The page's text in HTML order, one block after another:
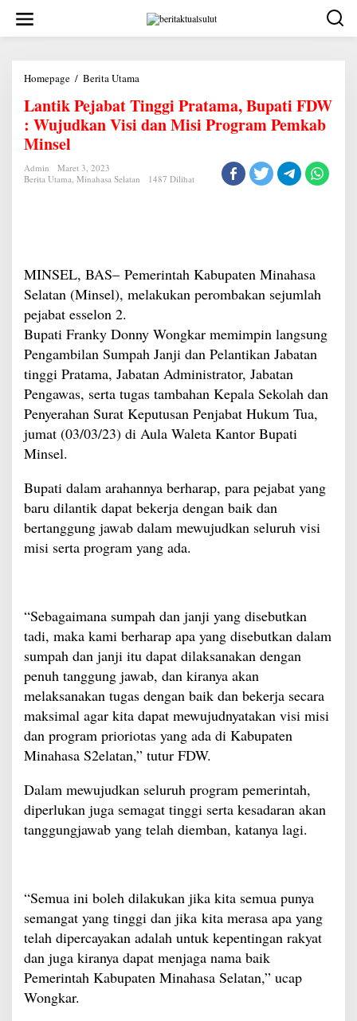
konten
Homepage / Berita Utama
Tinggi
Pratama,
Bupati
Visi
dan
Lantik Pejabat Tinggi Pratama, Bupati FDW
: Wujudkan Visi dan Misi Program Pemkab
Minsel
Admin
Maret 3, 2023
Berita Utama, Minahasa Selatan 1487 Dilihat
MINSEL, BAS– Pemerintah Kabupaten Minahasa
Selatan (Minsel), melakukan perombakan sejumlah
pejabat esselon 2.
Bupati Franky Donny Wongkar memimpin langsung
Pengambilan Sumpah Janji dan Pelantikan Jabatan
tinggi Pratama, Jabatan Administrator, Jabatan
Pengawas, serta tugas tambahan Kepala Sekolah dan
Penyerahan Surat Keputusan Penjabat Hukum Tua,
jumat (03/03/23) di Aula Waleta Kantor Bupati
Minsel.
Bupati dalam arahannya berharap, para pejabat yang
baru dilantik dapat bekerja dengan baik dan
bertanggung jawab dalam mewujudkan seluruh visi
misi serta program yang ada.
“Sebagaimana sumpah dan janji yang disebutkan
tadi, maka kami berharap apa yang disebutkan dalam
sumpah dan janji itu dapat dilaksanakan dengan
penuh tanggung jawab, dan kiranya akan
melaksanakan tugas dengan baik dan bekerja secara
maksimal agar kita dapat mewujudnyatakan visi misi
dan program prioriotas yang ada di Kabupaten
Minahasa S2elatan,” tutur FDW.
Dalam mewujudkan seluruh program pemerintah,
diperlukan juga semagat tinggi serta kesadaran akan
tanggungjawab yang telah diemban, katanya lagi.
“Semua ini boleh dilakukan jika kita semua punya
semangat yang tinggi dan jika kita merasa apa yang
telah dipercayakan adalah untuk kepentingan rakyat
dan juga kiranya dapat menjaga nama baik
Pemerintah Kabupaten Minahasa Selatan,” ucap
Wongkar.